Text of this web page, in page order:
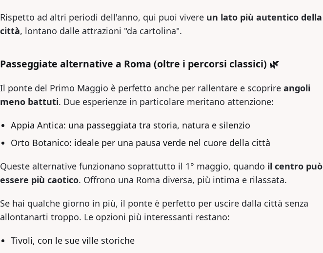
Rispetto ad altri periodi dell'anno, qui puoi vivere un lato più autentico della
città, lontano dalle attrazioni "da cartolina".
Passeggiate alternative a Roma (oltre i percorsi classici) 🌿
Il ponte del Primo Maggio è perfetto anche per rallentare e scoprire angoli
meno battuti. Due esperienze in particolare meritano attenzione:
Appia Antica: una passeggiata tra storia, natura e silenzio
Orto Botanico: ideale per una pausa verde nel cuore della città
Queste alternative funzionano soprattutto il 1° maggio, quando il centro può
essere più caotico. Offrono una Roma diversa, più intima e rilassata.
Se hai qualche giorno in più, il ponte è perfetto per uscire dalla città senza
allontanarti troppo. Le opzioni più interessanti restano:
Tivoli, con le sue ville storiche